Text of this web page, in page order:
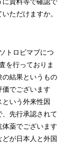
に資料等で確認で
ただけますか。
トロビマブにつ
を行っておりま
の結果というもの
価でございます
いう外来性因
先行承認されて
薬でございます
が日本人と外国